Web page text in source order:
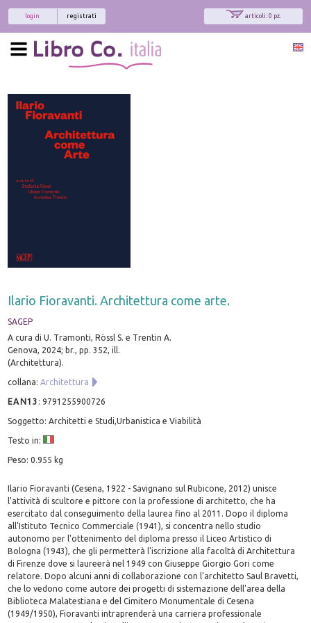
articoli: 0 pz.
registrati
login
Ilario Fioravanti. Architettura come arte.
SAGEP
A cura di U. Tramonti, Rössl S. e Trentin A.
Genova, 2024; br., pp. 352, ill.
(Architettura).
collana:Architettura
EAN13 :9791255900726
Soggetto: Architetti e Studi,Urbanistica e Viabilità
Testo in:
Peso: 0.955 kg
Ilario Fioravanti (Cesena, 1922 - Savignano sul Rubicone, 2012) unisce
l'attività di scultore e pittore con la professione di architetto, che ha
esercitato dal conseguimento della laurea fino al 2011. Dopo il diploma
all'Istituto Tecnico Commerciale (1941), si concentra nello studio
autonomo per l'ottenimento del diploma presso il Liceo Artistico di
Bologna (1943), che gli permetterà l'iscrizione alla facoltà di Architettura
di Firenze dove si laureerà nel 1949 con Giuseppe Giorgio Gori come
relatore. Dopo alcuni anni di collaborazione con l'architetto Saul Bravetti,
che lo vedono come autore dei progetti di sistemazione dell'area della
Biblioteca Malatestiana e del Cimitero Monumentale di Cesena
(1949/1950), Fioravanti intraprenderà una carriera professionale